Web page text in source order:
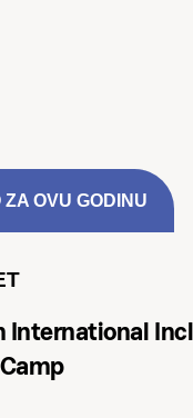
OVU GODINU
International